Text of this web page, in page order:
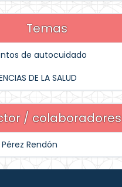
Temas
de autocuidado
DE LA SALUD
/ colaboradores
Rendón